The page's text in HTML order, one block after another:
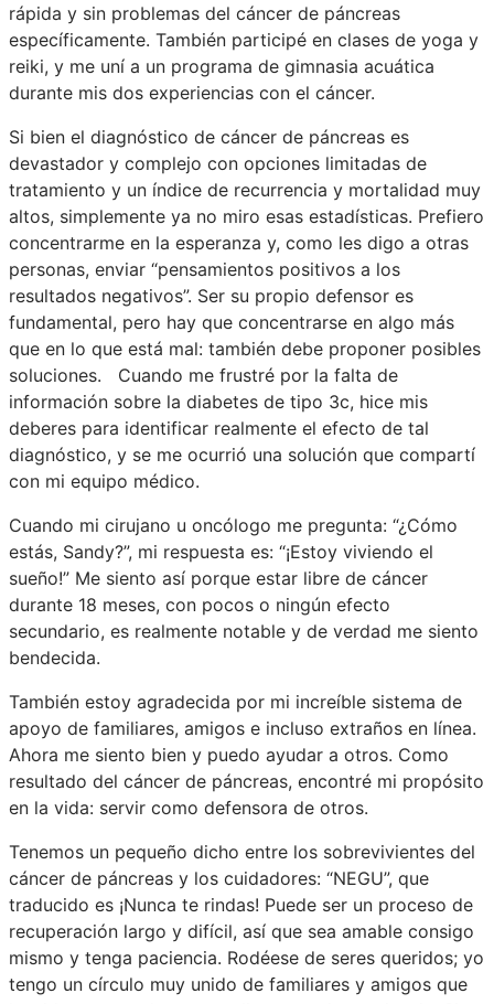
rápida y sin problemas del cáncer de páncreas
específicamente. También participé en clases de yoga y
reiki, y me uní a un programa de gimnasia acuática
durante mis dos experiencias con el cáncer.
Si bien el diagnóstico de cáncer de páncreas es
devastador y complejo con opciones limitadas de
tratamiento y un índice de recurrencia y mortalidad muy
altos, simplemente ya no miro esas estadísticas. Prefiero
concentrarme en la esperanza y, como les digo a otras
personas, enviar “pensamientos positivos a los
resultados negativos”. Ser su propio defensor es
fundamental, pero hay que concentrarse en algo más
que en lo que está mal: también debe proponer posibles
soluciones. Cuando me frustré por la falta de
información sobre la diabetes de tipo 3c, hice mis
deberes para identificar realmente el efecto de tal
diagnóstico, y se me ocurrió una solución que compartí
con mi equipo médico.
Cuando mi cirujano u oncólogo me pregunta: “¿Cómo
estás, Sandy?”, mi respuesta es: “¡Estoy viviendo el
sueño!” Me siento así porque estar libre de cáncer
durante 18 meses, con pocos o ningún efecto
secundario, es realmente notable y de verdad me siento
bendecida.
También estoy agradecida por mi increíble sistema de
apoyo de familiares, amigos e incluso extraños en línea.
Ahora me siento bien y puedo ayudar a otros. Como
resultado del cáncer de páncreas, encontré mi propósito
en la vida: servir como defensora de otros.
Tenemos un pequeño dicho entre los sobrevivientes del
cáncer de páncreas y los cuidadores: “NEGU”, que
traducido es ¡Nunca te rindas! Puede ser un proceso de
recuperación largo y difícil, así que sea amable consigo
mismo y tenga paciencia. Rodéese de seres queridos; yo
tengo un círculo muy unido de familiares y amigos que